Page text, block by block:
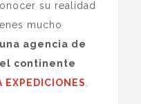
su realidad
mucho
una agencia de
continente
EXPEDICIONES.